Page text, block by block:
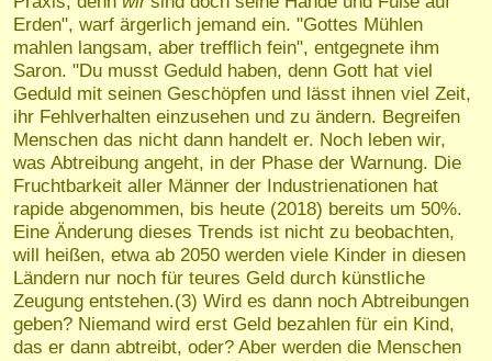
Erden", warf ärgerlich jemand ein. "Gottes Mühlen
mahlen langsam, aber trefflich fein", entgegnete ihm
Saron. "Du musst Geduld haben, denn Gott hat viel
Geduld mit seinen Geschöpfen und lässt ihnen viel Zeit,
ihr Fehlverhalten einzusehen und zu ändern. Begreifen
Menschen das nicht dann handelt er. Noch leben wir,
was Abtreibung angeht, in der Phase der Warnung. Die
Fruchtbarkeit aller Männer der Industrienationen hat
rapide abgenommen, bis heute (2018) bereits um 50%.
Eine Änderung dieses Trends ist nicht zu beobachten,
will heißen, etwa ab 2050 werden viele Kinder in diesen
Ländern nur noch für teures Geld durch künstliche
Zeugung entstehen.(3) Wird es dann noch Abtreibungen
geben? Niemand wird erst Geld bezahlen für ein Kind,
das er dann abtreibt, oder? Aber werden die Menschen